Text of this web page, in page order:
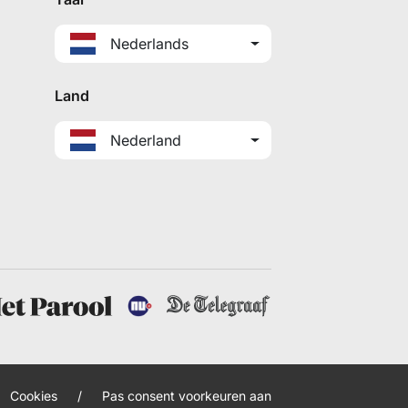
Nederlands
Land
Nederland
Cookies / Pas consent voorkeuren aan